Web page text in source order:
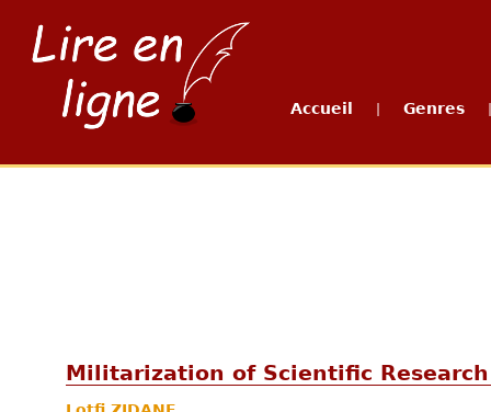
Accueil Genres
Militarization of Scientific Research